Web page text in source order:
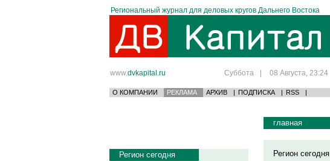
Региональный журнал для деловых кругов Дальнего Востока
www.dvkapital.ru Суббота | 08 Августа, 23:24
О КОМПАНИИ РЕКЛАМА АРХИВ | ПОДПИСКА | RSS |
Регион сегодня
главная
Регион сегодня